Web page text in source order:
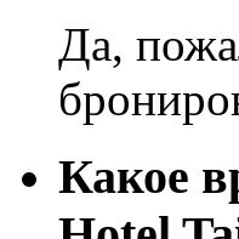
Да,
Какое